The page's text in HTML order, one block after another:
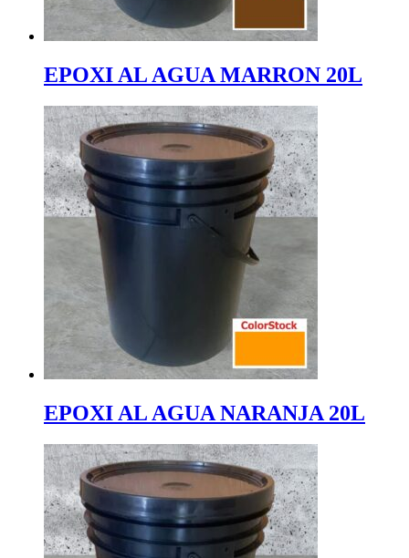
EPOXI AL AGUA MARRON 20L
EPOXI AL AGUA NARANJA 20L